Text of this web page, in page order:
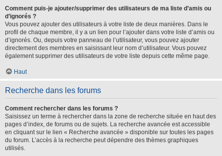
Comment puis-je ajouter/supprimer des utilisateurs de ma liste d’amis ou
d’ignorés ?
Vous pouvez ajouter des utilisateurs à votre liste de deux manières. Dans le
profil de chaque membre, il y a un lien pour l’ajouter dans votre liste d’amis ou
d’ignorés. Ou, depuis votre panneau de l’utilisateur, vous pouvez ajouter
directement des membres en saisissant leur nom d’utilisateur. Vous pouvez
également supprimer des utilisateurs de votre liste depuis cette même page.
Haut
Recherche dans les forums
Comment rechercher dans les forums ?
Saisissez un terme à rechercher dans la zone de recherche située en haut des
pages d’index, de forums ou de sujets. La recherche avancée est accessible
en cliquant sur le lien « Recherche avancée » disponible sur toutes les pages
du forum. L’accès à la recherche peut dépendre des thèmes graphiques
utilisés.